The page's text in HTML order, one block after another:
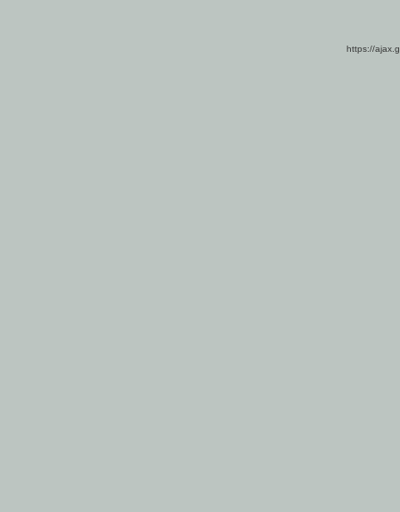
https://